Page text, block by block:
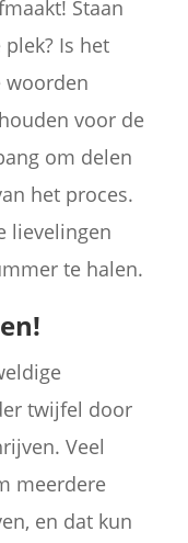
Staan
Is het
woorden
voor de
om delen
het proces.
lievelingen
te halen.
twijfel door
Veel
meerdere
en dat kun